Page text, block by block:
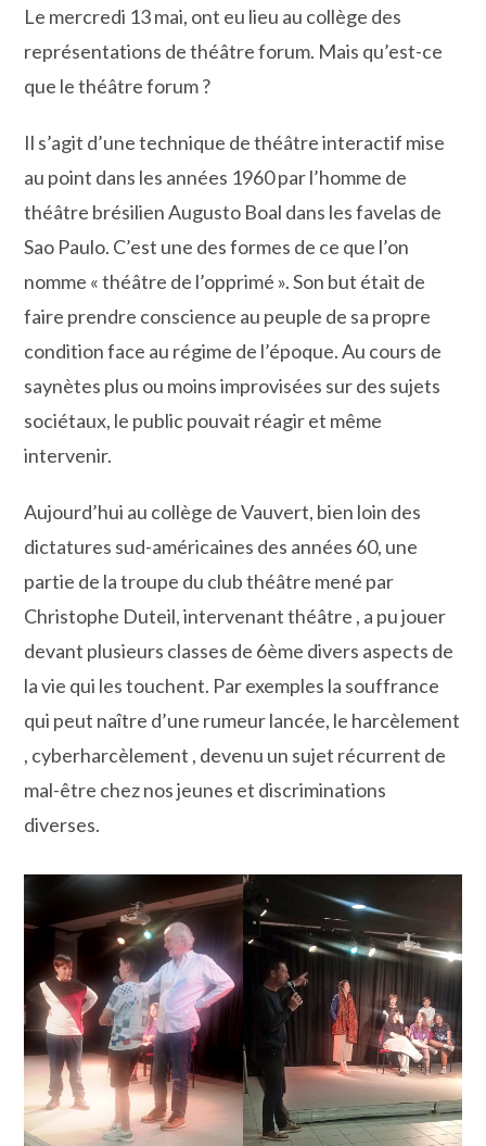
Le mercredi 13 mai, ont eu lieu au collège des
représentations de théâtre forum. Mais qu’est-ce
que le théâtre forum ?
Il s’agit d’une technique de théâtre interactif mise
au point dans les années 1960 par l’homme de
théâtre brésilien Augusto Boal dans les favelas de
Sao Paulo. C’est une des formes de ce que l’on
nomme « théâtre de l’opprimé ». Son but était de
faire prendre conscience au peuple de sa propre
condition face au régime de l’époque. Au cours de
saynètes plus ou moins improvisées sur des sujets
sociétaux, le public pouvait réagir et même
intervenir.
Aujourd’hui au collège de Vauvert, bien loin des
dictatures sud-américaines des années 60, une
partie de la troupe du club théâtre mené par
Christophe Duteil, intervenant théâtre , a pu jouer
devant plusieurs classes de 6ème divers aspects de
la vie qui les touchent. Par exemples la souffrance
qui peut naître d’une rumeur lancée, le harcèlement
, cyberharcèlement , devenu un sujet récurrent de
mal-être chez nos jeunes et discriminations
diverses.